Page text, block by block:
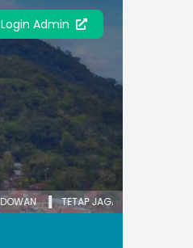
Login Admin
TETAP JAGA DIRI, JAGA KELUARGA,